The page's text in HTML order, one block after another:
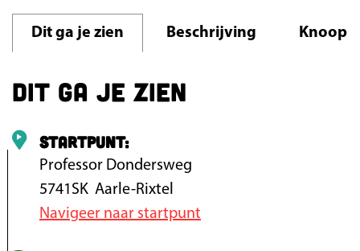
k
a
Dit ga je zien Beschrijving
Dit ga je zien
Startpunt:
Professor Dondersweg
5741SK Aarle-Rixtel
Navigeer naar startpunt